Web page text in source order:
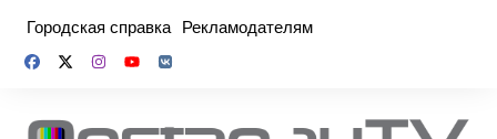
содержимому
Городская справка Рекламодателям